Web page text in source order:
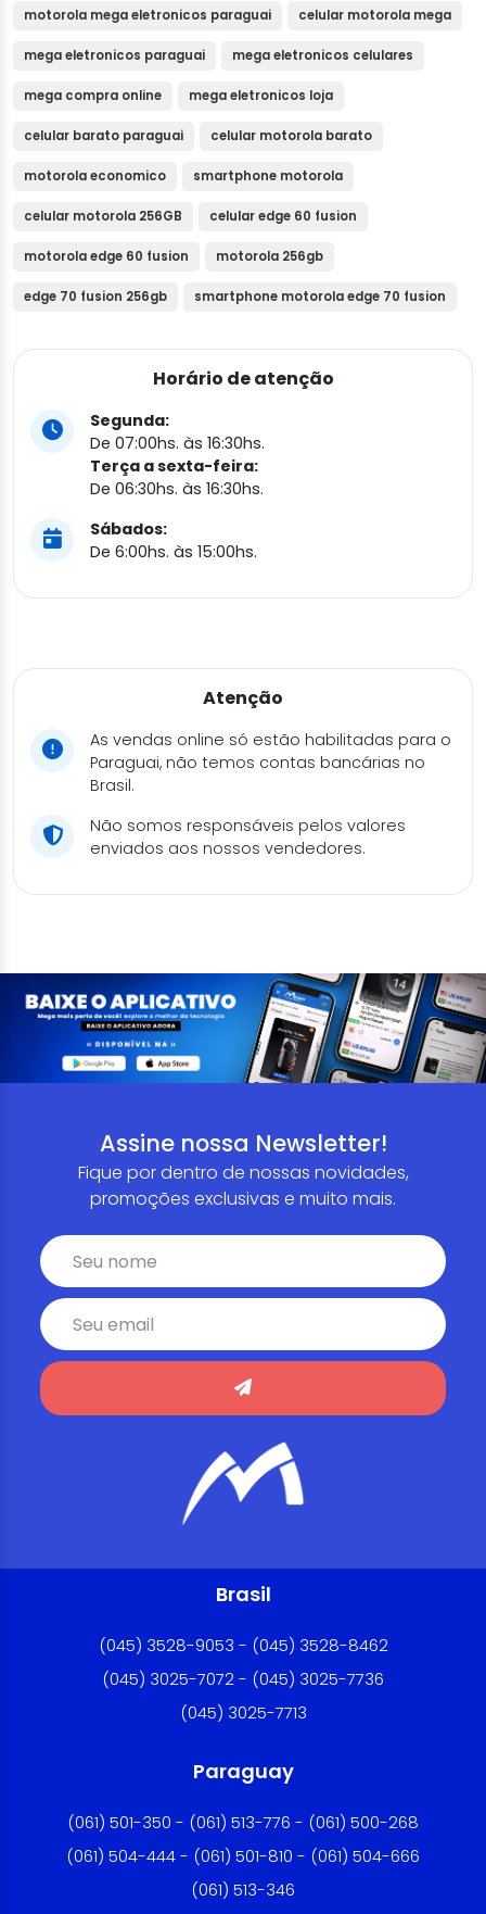
motorola mega eletronicos paraguai celular motorola mega
mega eletronicos paraguai mega eletronicos celulares
mega compra online mega eletronicos loja
celular barato paraguai celular motorola barato
motorola economico smartphone motorola
celular motorola 256GB celular edge 60 fusion
motorola edge 60 fusion motorola 256gb
edge 70 fusion 256gb smartphone motorola edge 70 fusion
Horário de atenção
Segunda:
De 07:00hs. às 16:30hs.
Terça a sexta-feira:
De 06:30hs. às 16:30hs.
Sábados:
De 6:00hs. às 15:00hs.
Atenção
As vendas online só estão habilitadas para o
Paraguai, não temos contas bancárias no
Brasil.
Não somos responsáveis pelos valores
enviados aos nossos vendedores.
Assine nossa Newsletter!
Fique por dentro de nossas novidades,
promoções exclusivas e muito mais.
Brasil
(045) 3528-9053 - (045) 3528-8462
(045) 3025-7072 - (045) 3025-7736
(045) 3025-7713
Paraguay
(061) 501-350 - (061) 513-776 - (061) 500-268
(061) 504-444 - (061) 501-810 - (061) 504-666
(061) 513-346